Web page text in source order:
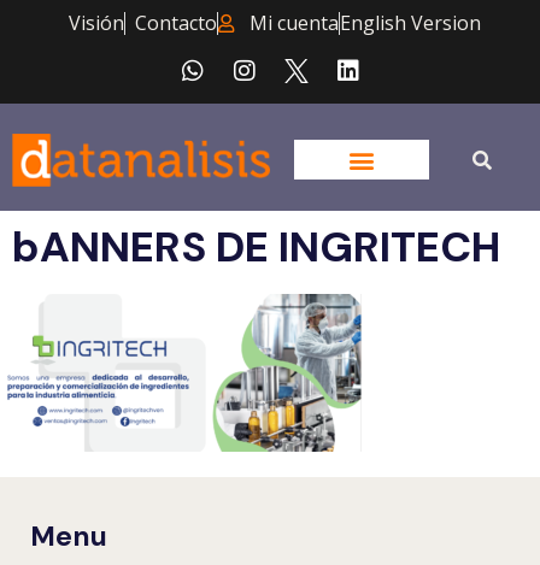
Visión Contacto Mi cuentaEnglish Version
bANNERS DE INGRITECH
Menu